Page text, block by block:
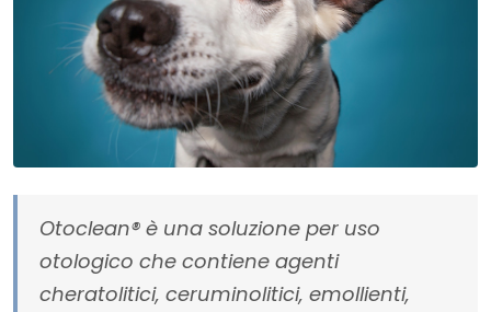
Otoclean® è una soluzione per uso
otologico che contiene agenti
cheratolitici, ceruminolitici, emollienti,